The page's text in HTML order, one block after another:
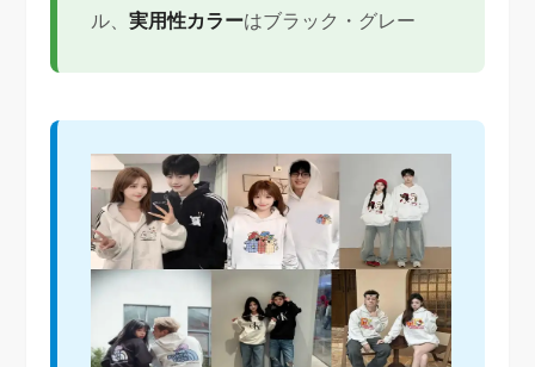
ル、実用性カラーはブラック・グレー